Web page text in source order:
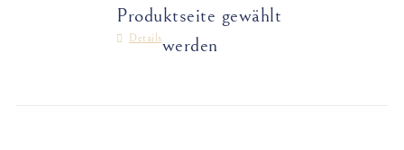
Produktseite gewählt
werden
Details